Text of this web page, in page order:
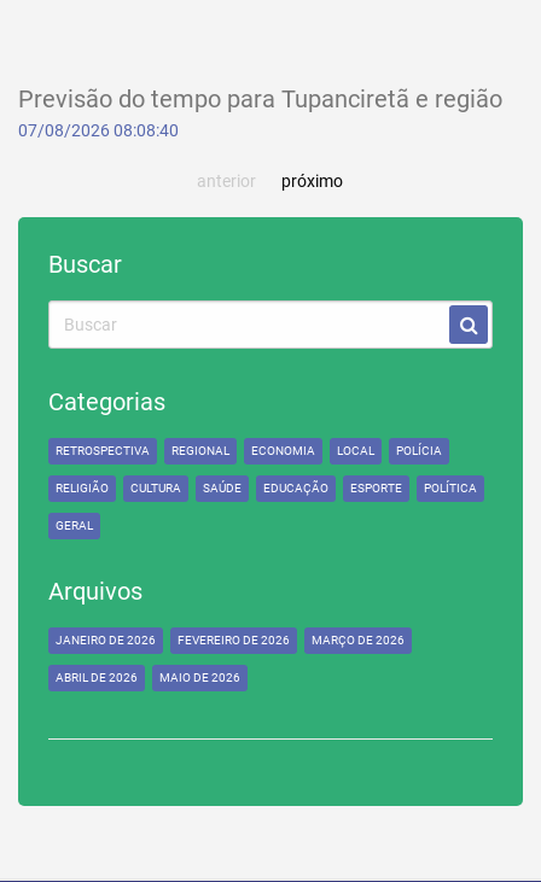
Previsão do tempo para Tupanciretã e região
07/08/2026 08:08:40
anterior próximo
Buscar
Categorias
RETROSPECTIVA REGIONAL ECONOMIA LOCAL POLÍCIA
RELIGIÃO CULTURA SAÚDE EDUCAÇÃO ESPORTE POLÍTICA
GERAL
Arquivos
JANEIRO DE 2026 FEVEREIRO DE 2026 MARÇO DE 2026
ABRIL DE 2026 MAIO DE 2026